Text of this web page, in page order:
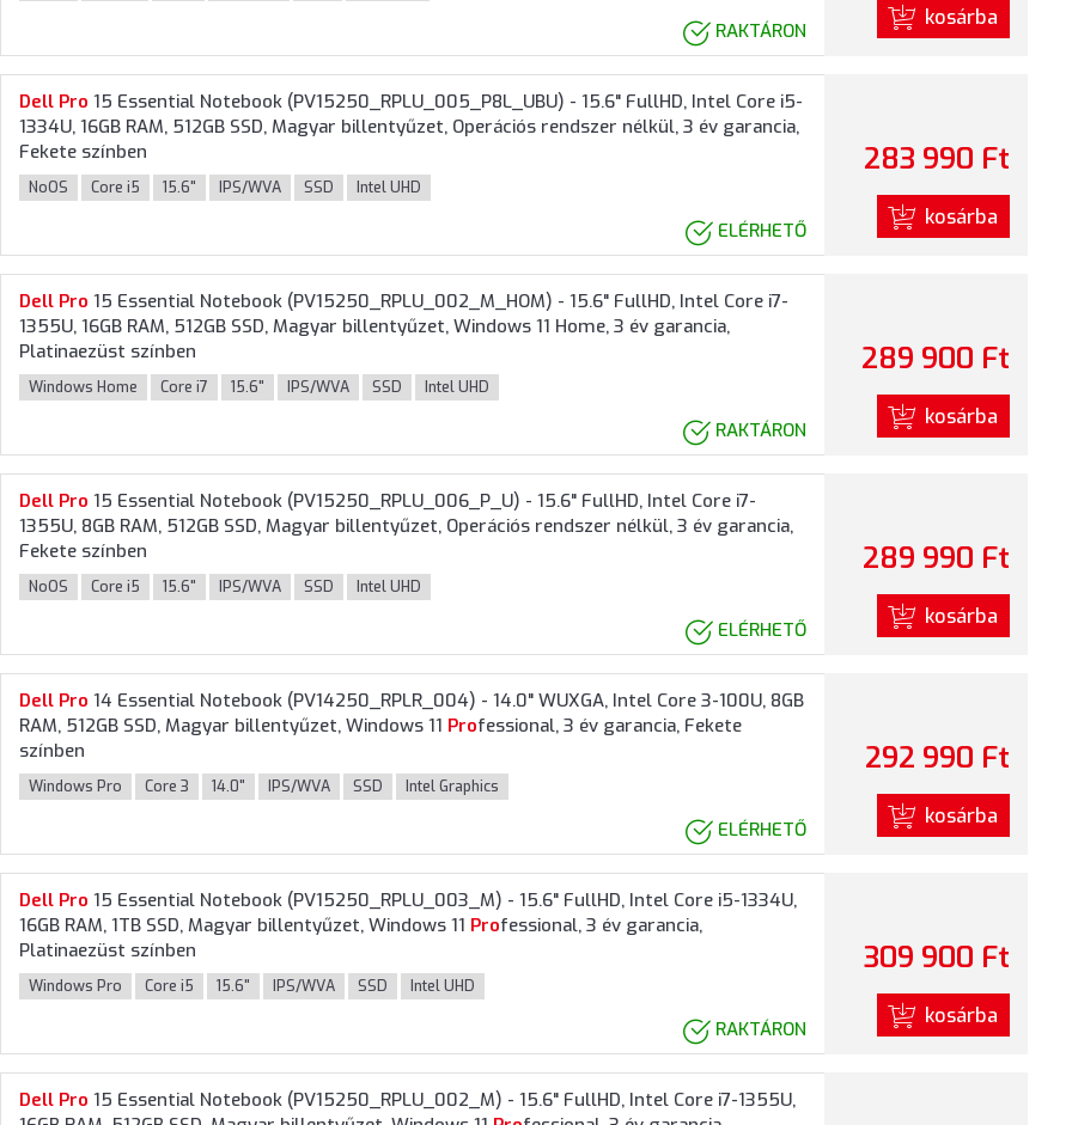
RAKTÁRON
kosárba
Dell Pro 15 Essential Notebook (PV15250_RPLU_005_P8L_UBU) - 15.6" FullHD, Intel Core i5-
1334U, 16GB RAM, 512GB SSD, Magyar billentyűzet, Operációs rendszer nélkül, 3 év garancia,
Fekete színben
NoOS Core i5 15.6" IPS/WVA SSD Intel UHD
ELÉRHETŐ
283 990 Ft
kosárba
Dell Pro 15 Essential Notebook (PV15250_RPLU_002_M_HOM) - 15.6" FullHD, Intel Core i7-
1355U, 16GB RAM, 512GB SSD, Magyar billentyűzet, Windows 11 Home, 3 év garancia,
Platinaezüst színben
Windows Home Core i7 15.6" IPS/WVA SSD Intel UHD
RAKTÁRON
289 900 Ft
kosárba
Dell Pro 15 Essential Notebook (PV15250_RPLU_006_P_U) - 15.6" FullHD, Intel Core i7-
1355U, 8GB RAM, 512GB SSD, Magyar billentyűzet, Operációs rendszer nélkül, 3 év garancia,
Fekete színben
NoOS Core i5 15.6" IPS/WVA SSD Intel UHD
ELÉRHETŐ
289 990 Ft
kosárba
Dell Pro 14 Essential Notebook (PV14250_RPLR_004) - 14.0" WUXGA, Intel Core 3-100U, 8GB
RAM, 512GB SSD, Magyar billentyűzet, Windows 11 Professional, 3 év garancia, Fekete
színben
Windows Pro Core 3 14.0" IPS/WVA SSD Intel Graphics
ELÉRHETŐ
292 990 Ft
kosárba
Dell Pro 15 Essential Notebook (PV15250_RPLU_003_M) - 15.6" FullHD, Intel Core i5-1334U,
16GB RAM, 1TB SSD, Magyar billentyűzet, Windows 11 Professional, 3 év garancia,
Platinaezüst színben
Windows Pro Core i5 15.6" IPS/WVA SSD Intel UHD
RAKTÁRON
309 900 Ft
kosárba
Dell Pro 15 Essential Notebook (PV15250_RPLU_002_M) - 15.6" FullHD, Intel Core i7-1355U,